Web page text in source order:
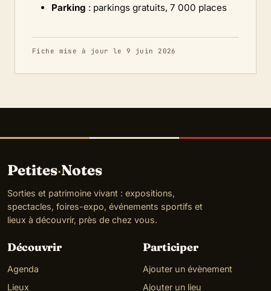
Parking : parkings gratuits, 7 000 places
Fiche mise à jour le 9 juin 2026
Petites·Notes
Sorties et patrimoine vivant : expositions,
spectacles, foires-expo, événements sportifs et
lieux à découvrir, près de chez vous.
Découvrir
Agenda
Lieux
Participer
Ajouter un évènement
Ajouter un lieu